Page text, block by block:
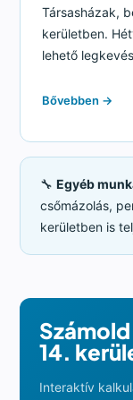
Társasházak,
kerületben.
lehető
Bővebben →
🔧Egyéb
csőmázolás,
kerületben is
14.
Interaktív